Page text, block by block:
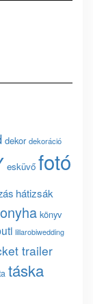
dekor dekoráció
esküvő fotó
hátizsák
könyv
lillarobiwedding
trailer
táska